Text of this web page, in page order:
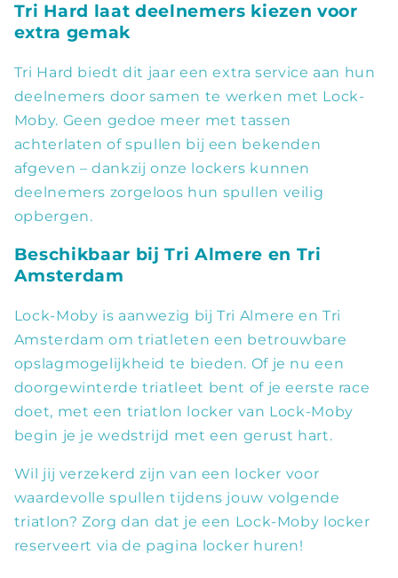
Tri Hard laat deelnemers kiezen voor
extra gemak
Tri Hard biedt dit jaar een extra service aan hun
deelnemers door samen te werken met Lock-
Moby. Geen gedoe meer met tassen
achterlaten of spullen bij een bekenden
afgeven – dankzij onze lockers kunnen
deelnemers zorgeloos hun spullen veilig
opbergen.
Beschikbaar bij Tri Almere en Tri
Amsterdam
Lock-Moby is aanwezig bij Tri Almere en Tri
Amsterdam om triatleten een betrouwbare
opslagmogelijkheid te bieden. Of je nu een
doorgewinterde triatleet bent of je eerste race
doet, met een triatlon locker van Lock-Moby
begin je je wedstrijd met een gerust hart.
Wil jij verzekerd zijn van een locker voor
waardevolle spullen tijdens jouw volgende
triatlon? Zorg dan dat je een Lock-Moby locker
reserveert via de pagina locker huren!